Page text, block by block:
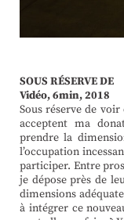
SOUS RÉSERVE DE
Vidéo, 6min, 2018
Sous réserve de voir
acceptent ma
prendre la
l’occupation
participer. Entre
je dépose près de
dimensions
à intégrer ce